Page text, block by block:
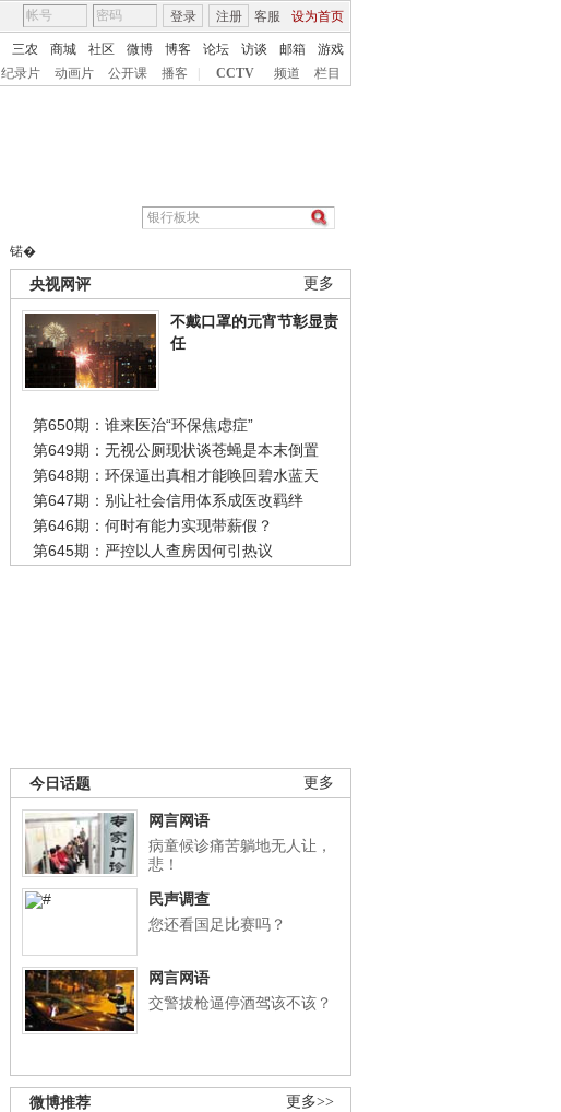
客服 设为首页
登录 注册
三农 商城 社区 微博 博客 论坛 访谈 邮箱
游戏
纪录片 动画片 公开课 播客 CCTV 频道 栏目
锘�
更多
央视网评
不戴口罩的元宵节彰显责
任
第650期：谁来医治“环保焦虑症”
第649期：无视公厕现状谈苍蝇是本末倒置
第648期：环保逼出真相才能唤回碧水蓝天
第647期：别让社会信用体系成医改羁绊
第646期：何时有能力实现带薪假？
第645期：严控以人查房因何引热议
更多
今日话题
网言网语
病童候诊痛苦躺地无人让，
悲！
民声调查
您还看国足比赛吗？
网言网语
交警拔枪逼停酒驾该不该？
更多>>
微博推荐